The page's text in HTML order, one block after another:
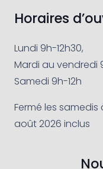
Horaires
Lundi 9h-12h30,
Mardi au vendredi
Samedi 9h-12h
Fermé les samedis
août 2026 inclus